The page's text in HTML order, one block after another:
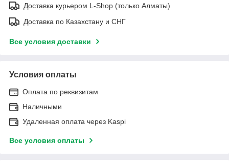
Доставка курьером L-Shop (только Алматы)
Доставка по Казахстану и СНГ
Все условия доставки
Условия оплаты
Оплата по реквизитам
Наличными
Удаленная оплата через Kaspi
Все условия оплаты